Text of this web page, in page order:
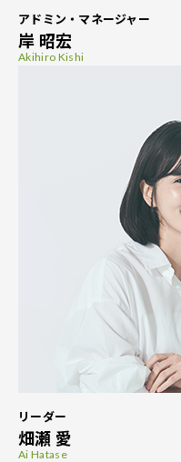
アドミン・マネージャー
岸 昭宏
Akihiro Kishi
リーダー
畑瀬 愛
Ai Hatase